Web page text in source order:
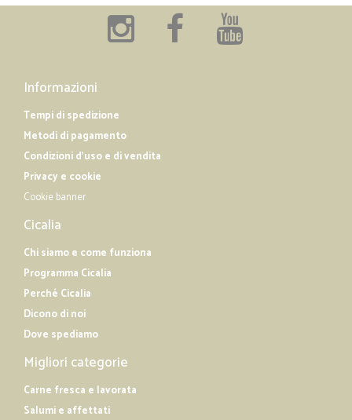
Informazioni
Tempi di spedizione
Metodi di pagamento
Condizioni d'uso e di vendita
Privacy e cookie
Cookie banner
Cicalia
Chi siamo e come funziona
Programma Cicalia
Perché Cicalia
Dicono di noi
Dove spediamo
Migliori categorie
Carne fresca e lavorata
Salumi e affettati